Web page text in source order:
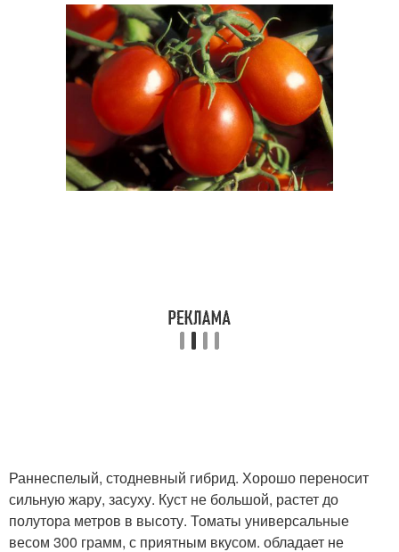
Раннеспелый, стодневный гибрид. Хорошо переносит
сильную жару, засуху. Куст не большой, растет до
полутора метров в высоту. Томаты универсальные
весом 300 грамм, с приятным вкусом. обладает не